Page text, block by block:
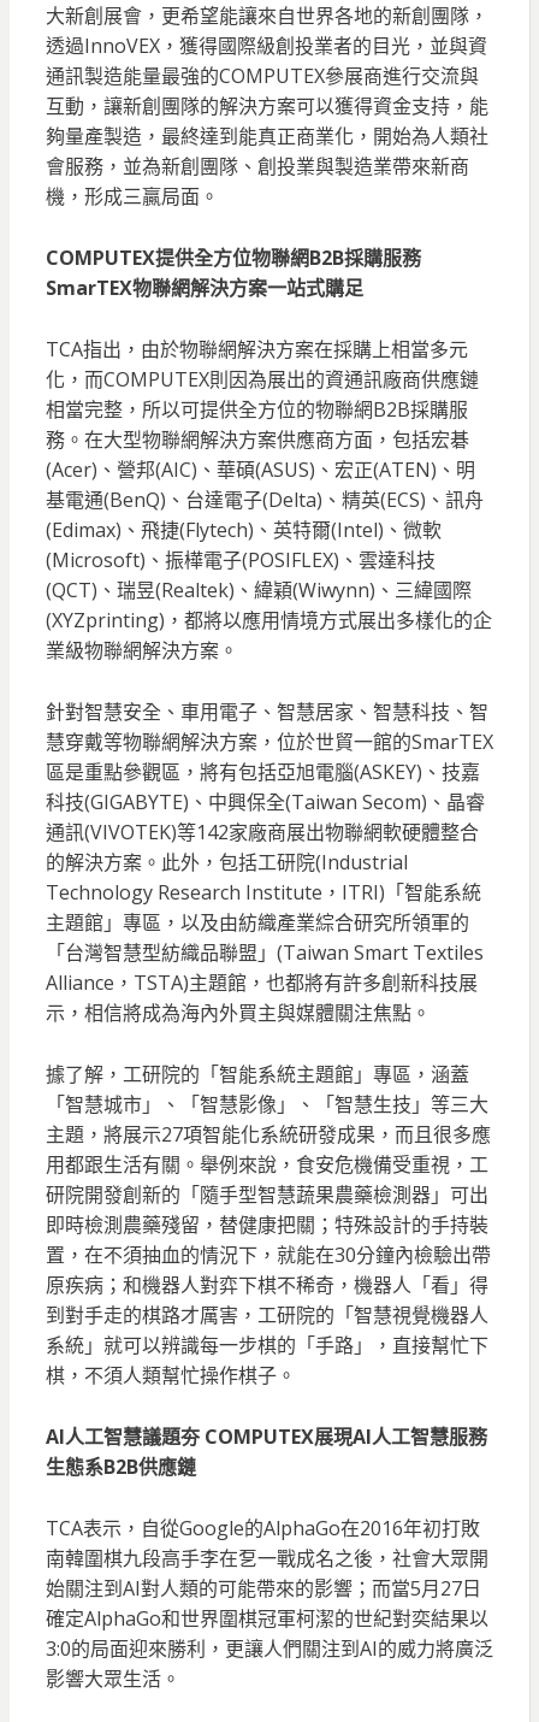
大新創展會，更希望能讓來自世界各地的新創團隊，
透過InnoVEX，獲得國際級創投業者的目光，並與資
通訊製造能量最強的COMPUTEX參展商進行交流與
互動，讓新創團隊的解決方案可以獲得資金支持，能
夠量產製造，最終達到能真正商業化，開始為人類社
會服務，並為新創團隊、創投業與製造業帶來新商
機，形成三贏局面。
COMPUTEX提供全方位物聯網B2B採購服務
SmarTEX物聯網解決方案一站式購足
TCA指出，由於物聯網解決方案在採購上相當多元
化，而COMPUTEX則因為展出的資通訊廠商供應鏈
相當完整，所以可提供全方位的物聯網B2B採購服
務。在大型物聯網解決方案供應商方面，包括宏碁
(Acer)、營邦(AIC)、華碩(ASUS)、宏正(ATEN)、明
基電通(BenQ)、台達電子(Delta)、精英(ECS)、訊舟
(Edimax)、飛捷(Flytech)、英特爾(Intel)、微軟
(Microsoft)、振樺電子(POSIFLEX)、雲達科技
(QCT)、瑞昱(Realtek)、緯穎(Wiwynn)、三緯國際
(XYZprinting)，都將以應用情境方式展出多樣化的企
業級物聯網解決方案。
針對智慧安全、車用電子、智慧居家、智慧科技、智
慧穿戴等物聯網解決方案，位於世貿一館的SmarTEX
區是重點參觀區，將有包括亞旭電腦(ASKEY)、技嘉
科技(GIGABYTE)、中興保全(Taiwan Secom)、晶睿
通訊(VIVOTEK)等142家廠商展出物聯網軟硬體整合
的解決方案。此外，包括工研院(Industrial
Technology Research Institute，ITRI)「智能系統
主題館」專區，以及由紡織產業綜合研究所領軍的
「台灣智慧型紡織品聯盟」(Taiwan Smart Textiles
Alliance，TSTA)主題館，也都將有許多創新科技展
示，相信將成為海內外買主與媒體關注焦點。
據了解，工研院的「智能系統主題館」專區，涵蓋
「智慧城市」、「智慧影像」、「智慧生技」等三大
主題，將展示27項智能化系統研發成果，而且很多應
用都跟生活有關。舉例來說，食安危機備受重視，工
研院開發創新的「隨手型智慧蔬果農藥檢測器」可出
即時檢測農藥殘留，替健康把關；特殊設計的手持裝
置，在不須抽血的情況下，就能在30分鐘內檢驗出帶
原疾病；和機器人對弈下棋不稀奇，機器人「看」得
到對手走的棋路才厲害，工研院的「智慧視覺機器人
系統」就可以辨識每一步棋的「手路」，直接幫忙下
棋，不須人類幫忙操作棋子。
AI人工智慧議題夯 COMPUTEX展現AI人工智慧服務
生態系B2B供應鏈
TCA表示，自從Google的AlphaGo在2016年初打敗
南韓圍棋九段高手李在乭一戰成名之後，社會大眾開
始關注到AI對人類的可能帶來的影響；而當5月27日
確定AlphaGo和世界圍棋冠軍柯潔的世紀對奕結果以
3:0的局面迎來勝利，更讓人們關注到AI的威力將廣泛
影響大眾生活。